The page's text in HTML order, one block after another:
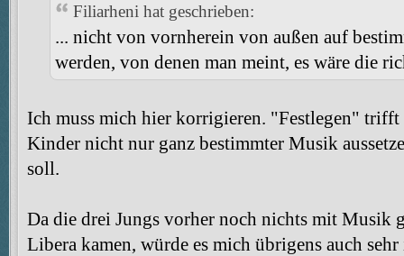
Filiarheni hat geschrieben:
... nicht von vornherein von außen auf
werden, von denen man meint, es wäre die
Ich muss mich hier korrigieren. "Festlegen" trifft
Kinder nicht nur ganz bestimmter Musik
soll.
Da die drei Jungs vorher noch nichts mit Musik
Libera kamen, würde es mich übrigens auch